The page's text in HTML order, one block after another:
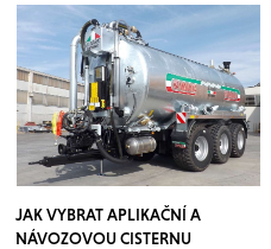
JAK VYBRAT APLIKAČNÍ A
NÁVOZOVOU CISTERNU